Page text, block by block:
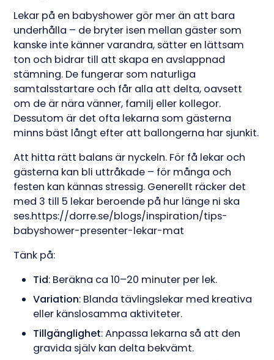
Lekar på en babyshower gör mer än att bara
underhålla – de bryter isen mellan gäster som
kanske inte känner varandra, sätter en lättsam
ton och bidrar till att skapa en avslappnad
stämning. De fungerar som naturliga
samtalsstartare och får alla att delta, oavsett
om de är nära vänner, familj eller kollegor.
Dessutom är det ofta lekarna som gästerna
minns bäst långt efter att ballongerna har sjunkit.
Att hitta rätt balans är nyckeln. För få lekar och
gästerna kan bli uttråkade – för många och
festen kan kännas stressig. Generellt räcker det
med 3 till 5 lekar beroende på hur länge ni ska
ses.https://dorre.se/blogs/inspiration/tips-
babyshower-presenter-lekar-mat
Tänk på:
Tid: Beräkna ca 10–20 minuter per lek.
Variation: Blanda tävlingslekar med kreativa
eller känslosamma aktiviteter.
Tillgänglighet: Anpassa lekarna så att den
gravida själv kan delta bekvämt.